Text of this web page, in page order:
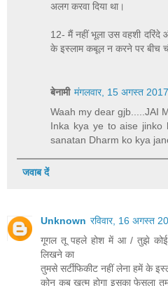
अलग करवा दिया था।
12- मैं नहीं भूला उस वहशी दरिंदे
के इस्लाम कबूल न करने पर बीच
बेनामी मंगलवार, 15 अगस्त
Waah my dear gjb.....JAI
Inka kya ye to aise
sanatan Dharm ko kya
जवाब दें
Unknown रविवार, 16 अगस्त
गूगल तू पहले होश में आ / तुझे कोई
लिखने का
तुमसे सर्टीफिकीट नहीं लेना हमें के
कोन कब ख़त्म होगा इसका फेसला तुम